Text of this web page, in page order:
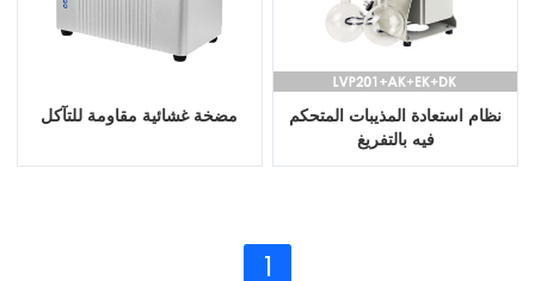
مضخة غشائية مقاومة للتآكل
نظام استعادة المذيبات المتحكم
فيه بالتفريغ
1